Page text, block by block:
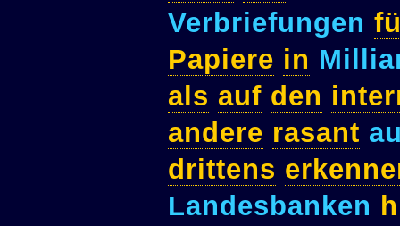
Verbriefungen
Papiere in
als auf den
andere rasant
drittens
Landesbanken